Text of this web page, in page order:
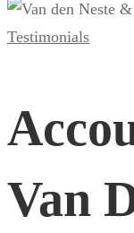
Den
Neste
Testimonials
Van